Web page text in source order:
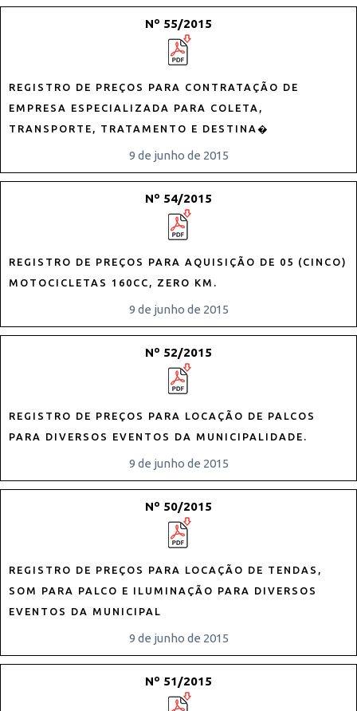
Nº 55/2015
REGISTRO DE PREÇOS PARA CONTRATAÇÃO DE
EMPRESA ESPECIALIZADA PARA COLETA,
TRANSPORTE, TRATAMENTO E DESTINA�
9 de junho de 2015
Nº 54/2015
REGISTRO DE PREÇOS PARA AQUISIÇÃO DE 05 (CINCO)
MOTOCICLETAS 160CC, ZERO KM.
9 de junho de 2015
Nº 52/2015
REGISTRO DE PREÇOS PARA LOCAÇÃO DE PALCOS
PARA DIVERSOS EVENTOS DA MUNICIPALIDADE.
9 de junho de 2015
Nº 50/2015
REGISTRO DE PREÇOS PARA LOCAÇÃO DE TENDAS,
SOM PARA PALCO E ILUMINAÇÃO PARA DIVERSOS
EVENTOS DA MUNICIPAL
9 de junho de 2015
Nº 51/2015